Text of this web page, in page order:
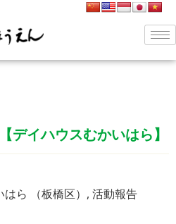
【デイハウスむかいはら】
ら （板橋区） , 活動報告